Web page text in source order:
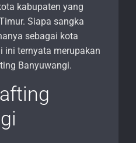
kabupaten yang
Siapa sangka
sebagai kota
ini ternyata merupakan
Banyuwangi.